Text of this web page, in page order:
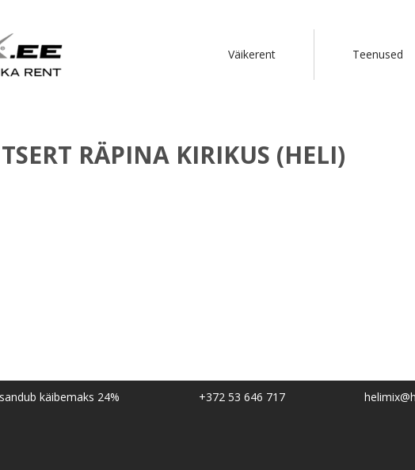
Väikerent Teenused
RÄPINA KIRIKUS (HELI)
käibemaks 24% +372 53 646 717